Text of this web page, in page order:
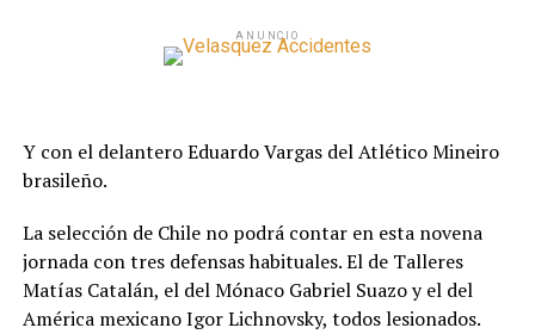
ANUNCIO
Y con el delantero Eduardo Vargas del Atlético Mineiro
brasileño.
La selección de Chile no podrá contar en esta novena
jornada con tres defensas habituales. El de Talleres
Matías Catalán, el del Mónaco Gabriel Suazo y el del
América mexicano Igor Lichnovsky, todos lesionados.